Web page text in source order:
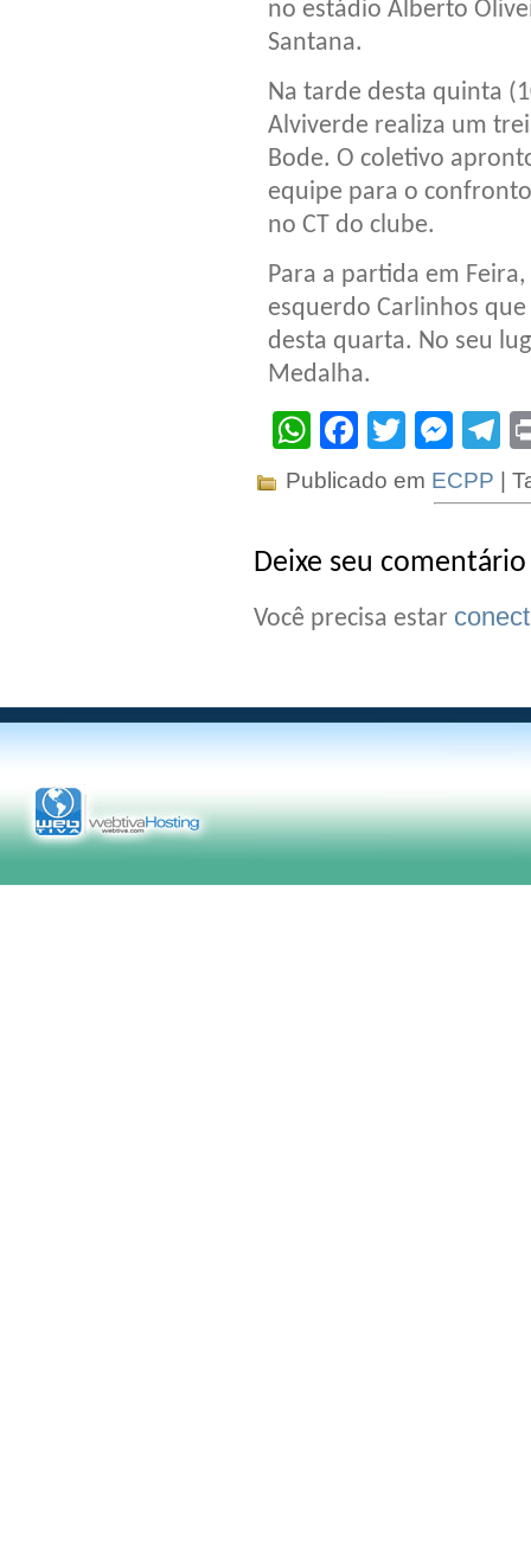
no estádio Alberto
Santana.
Na tarde desta quinta
Alviverde realiza um
Bode. O coletivo
equipe para o
no CT do clube.
Para a partida em
esquerdo Carlinhos
desta quarta. No seu
Medalha.
WhatsApp
Facebook
Twitter
Publicado em ECPP |
Deixe seu comentário
Você precisa estar